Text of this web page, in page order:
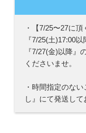
・【7/25〜27に頂
『7/25(土)17:00
『7/27(金)以降』
くださいませ。
・時間指定のな
し』にて発送して